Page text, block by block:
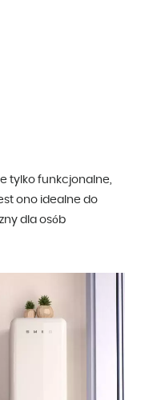
tylko funkcjonalne,
ono idealne do
dla osób